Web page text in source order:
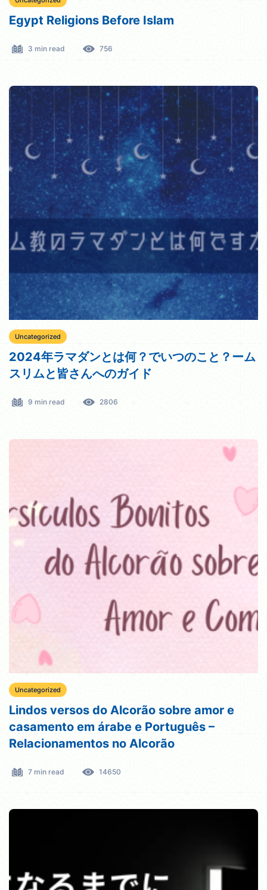
Egypt Religions Before Islam
3 min read 756
Uncategorized
2024年ラマダンとは何？でいつのこと？ーム
スリムと皆さんへのガイド
9 min read 2806
Uncategorized
Lindos versos do Alcorão sobre amor e
casamento em árabe e Português –
Relacionamentos no Alcorão
7 min read 14650